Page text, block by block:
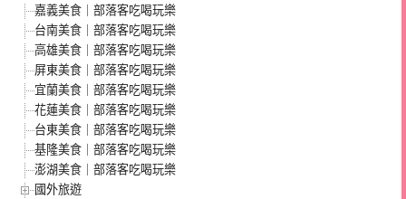
嘉義美食｜部落客吃喝玩樂
台南美食｜部落客吃喝玩樂
高雄美食｜部落客吃喝玩樂
屏東美食｜部落客吃喝玩樂
宜蘭美食｜部落客吃喝玩樂
花蓮美食｜部落客吃喝玩樂
台東美食｜部落客吃喝玩樂
基隆美食｜部落客吃喝玩樂
澎湖美食｜部落客吃喝玩樂
國外旅遊